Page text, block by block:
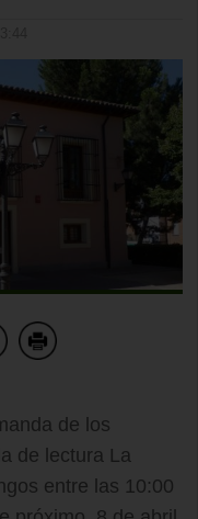
de los
de lectura La
entre las 10:00